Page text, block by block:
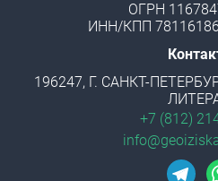
ОГРН
ИНН/КПП
196247, Г. САНКТ-
+7 (812)